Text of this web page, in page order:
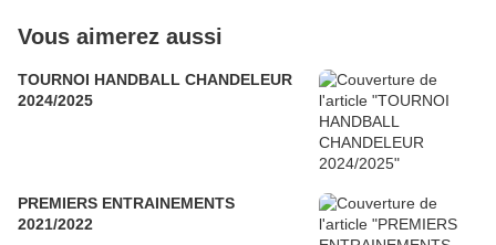
Vous aimerez aussi
TOURNOI HANDBALL CHANDELEUR
2024/2025
PREMIERS ENTRAINEMENTS
2021/2022